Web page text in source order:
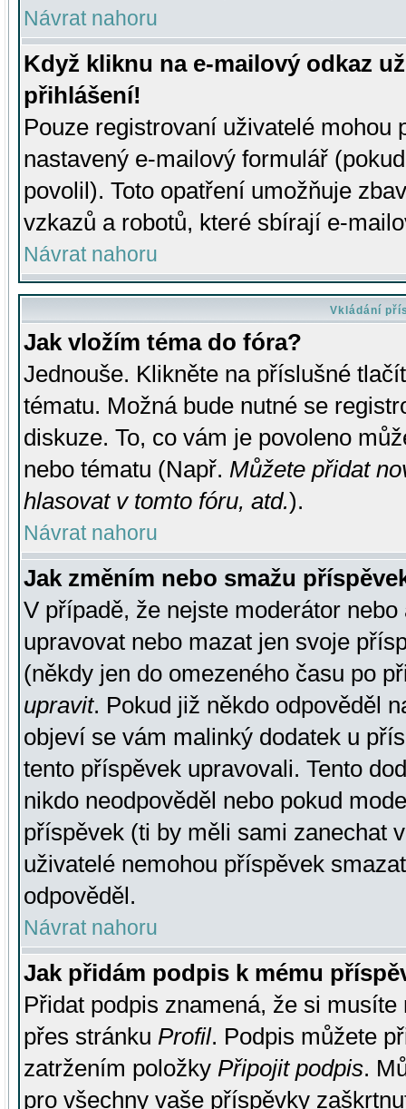
Návrat nahoru
Když kliknu na e-mailový odkaz
přihlášení!
Pouze registrovaní uživatelé mohou
nastavený e-mailový formulář
povolil). Toto opatření umožňuje
vzkazů a robotů, které sbírají e-
Návrat nahoru
Vkládání
Jak vložím téma do fóra?
Jednouše. Klikněte na příslušné
tématu. Možná bude nutné se
diskuze. To, co vám je povoleno
nebo tématu (Např. Můžete přidat
hlasovat v tomto fóru, atd.).
Návrat nahoru
Jak změním nebo smažu
V případě, že nejste moderátor
upravovat nebo mazat jen svoje
(někdy jen do omezeného času po
upravit. Pokud již někdo odpověděl
objeví se vám malinký dodatek u
tento příspěvek upravovali. Tento
nikdo neodpověděl nebo pokud
příspěvek (ti by měli sami zanechat
uživatelé nemohou příspěvek
odpověděl.
Návrat nahoru
Jak přidám podpis k mému
Přidat podpis znamená, že si
přes stránku Profil. Podpis můžete
zatržením položky Připojit podpis.
pro všechny vaše příspěvky